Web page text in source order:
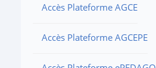
Accès Plateforme AGCE
Accès Plateforme AGCEPE